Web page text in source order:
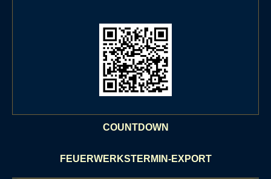
COUNTDOWN
FEUERWERKSTERMIN-EXPORT